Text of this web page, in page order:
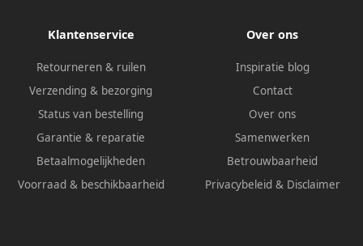
Klantenservice
Retourneren & ruilen
Verzending & bezorging
Status van bestelling
Garantie & reparatie
Betaalmogelijkheden
Voorraad & beschikbaarheid
Over ons
Inspiratie blog
Contact
Over ons
Samenwerken
Betrouwbaarheid
Privacybeleid & Disclaimer